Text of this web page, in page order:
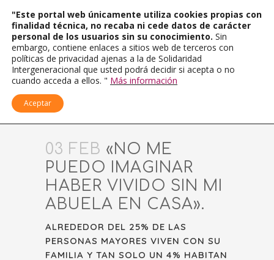
03 FEB «NO ME
PUEDO IMAGINAR
HABER VIVIDO SIN MI
ABUELA EN CASA».
ALREDEDOR DEL 25% DE LAS
PERSONAS MAYORES VIVEN CON SU
FAMILIA Y TAN SOLO UN 4% HABITAN
"Este portal web únicamente utiliza cookies propias con
finalidad técnica, no recaba ni cede datos de carácter
personal de los usuarios sin su conocimiento. Sin
embargo, contiene enlaces a sitios web de terceros con
políticas de privacidad ajenas a la de Solidaridad
Intergeneracional que usted podrá decidir si acepta o no
cuando acceda a ellos. " Más información
Aceptar